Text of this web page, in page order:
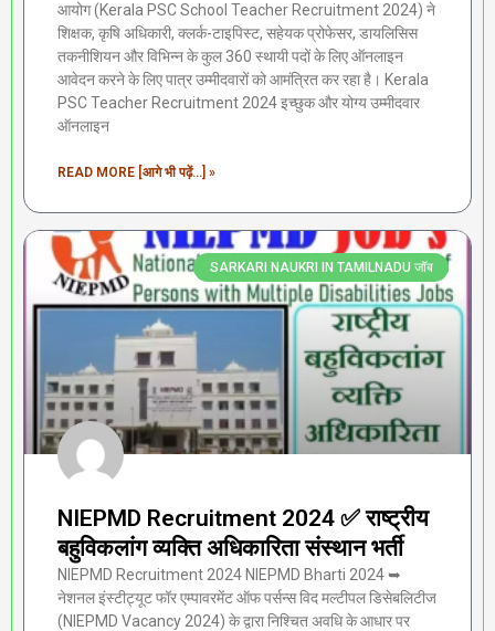
आयोग (Kerala PSC School Teacher Recruitment 2024) ने
शिक्षक, कृषि अधिकारी, क्लर्क-टाइपिस्ट, सहेयक प्रोफेसर, डायलिसिस
तकनीशियन और विभिन्न के कुल 360 स्थायी पदों के लिए ऑनलाइन
आवेदन करने के लिए पात्र उम्मीदवारों को आमंत्रित कर रहा है। Kerala
PSC Teacher Recruitment 2024 इच्छुक और योग्य उम्मीदवार
ऑनलाइन
READ MORE [आगे भी पढ़ें...] »
SARKARI NAUKRI IN TAMILNADU जॉब
NIEPMD Recruitment 2024 ✅ राष्ट्रीय
बहुविकलांग व्यक्ति अधिकारिता संस्थान भर्ती
NIEPMD Recruitment 2024 NIEPMD Bharti 2024 ➥
नेशनल इंस्टीट्यूट फॉर एम्पावरमेंट ऑफ पर्सन्स विद मल्टीपल डिसेबलिटीज
(NIEPMD Vacancy 2024) के द्वारा निश्चित अवधि के आधार पर